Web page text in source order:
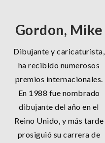
Gordon, Mike
Dibujante y caricaturista,
ha recibido numerosos
premios internacionales.
En 1988 fue nombrado
dibujante del año en el
Reino Unido, y más tarde
prosiguió su carrera de